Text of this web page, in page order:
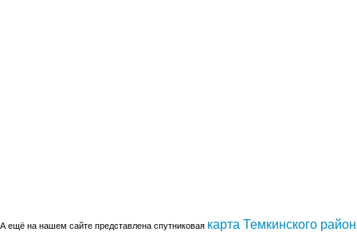
А ещё на нашем сайте представлена спутниковая карта Темкинского